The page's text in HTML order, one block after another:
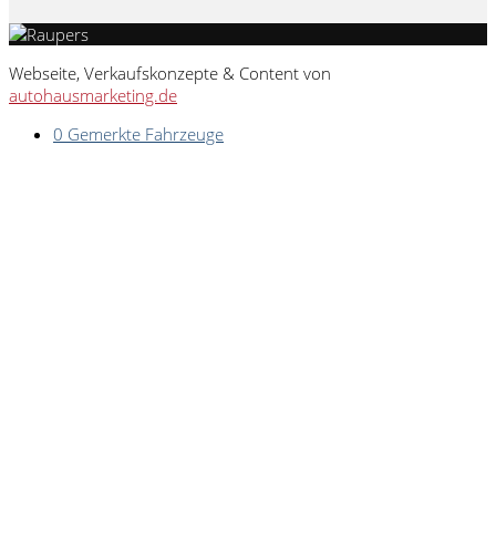
Webseite, Verkaufskonzepte & Content von
autohausmarketing.de
0 Gemerkte Fahrzeuge